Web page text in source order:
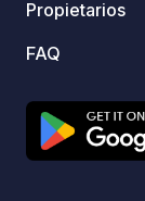
Propietarios
FAQ